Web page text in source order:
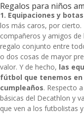
Regalos para niños
1. Equipaciones y
los más caros, por cierto.
compañeros y amigos
regalo conjunto entre
o dos cosas de mayor
valor. Y de hecho, las
fútbol que tenemos
cumpleaños. Respecto
básicas del Decathlon y
que ven a los futbolistas